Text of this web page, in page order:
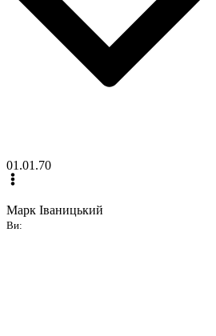
01.01.70
Марк Іваницький
Ви: